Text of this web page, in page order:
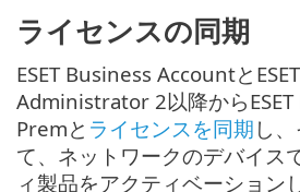
ライセンスの同期
ESET Business Accountと
Administrator 2以降からESET
Premと ライセンスを同期 し
て、ネットワークのデバイス
ィ製品をアクティベーション